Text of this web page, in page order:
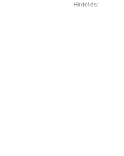
Hirdetés: